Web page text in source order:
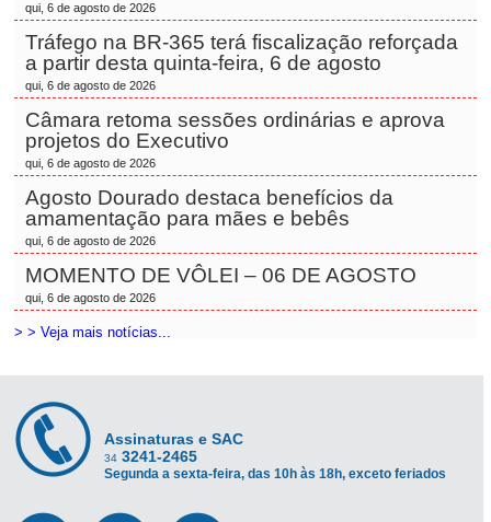
qui, 6 de agosto de 2026
Tráfego na BR-365 terá fiscalização reforçada
a partir desta quinta-feira, 6 de agosto
qui, 6 de agosto de 2026
Câmara retoma sessões ordinárias e aprova
projetos do Executivo
qui, 6 de agosto de 2026
Agosto Dourado destaca benefícios da
amamentação para mães e bebês
qui, 6 de agosto de 2026
MOMENTO DE VÔLEI – 06 DE AGOSTO
qui, 6 de agosto de 2026
> > Veja mais notícias...
Assinaturas e SAC
34 3241-2465
Segunda a sexta-feira, das 10h às 18h, exceto feriados